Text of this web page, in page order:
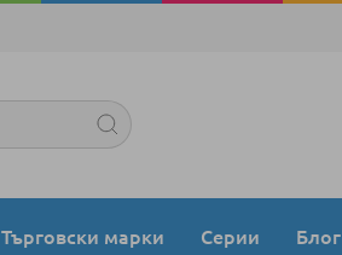
Търговски марки Серии Блог